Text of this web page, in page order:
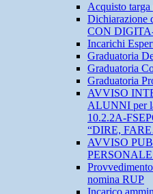
Acquisto
CON
Incarichi
Graduatoria
Graduatoria
Graduatoria
AVVISO
ALUNNI per
10.2.2A-
“DIRE,
AVVISO
nomina RUP